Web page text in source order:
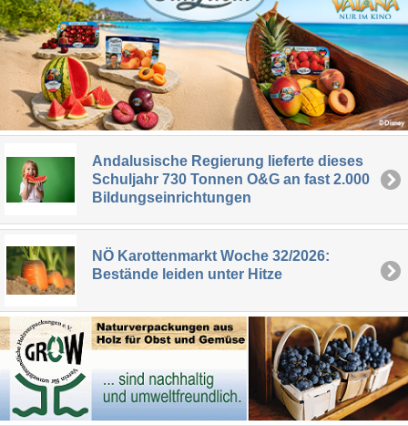
Andalusische Regierung lieferte dieses
Schuljahr 730 Tonnen O&G an fast 2.000
Bildungseinrichtungen
NÖ Karottenmarkt Woche 32/2026:
Bestände leiden unter Hitze